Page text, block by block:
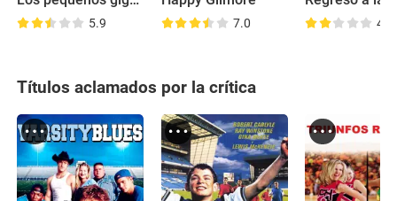
5.9 7.0 4.3
Títulos aclamados por la crítica